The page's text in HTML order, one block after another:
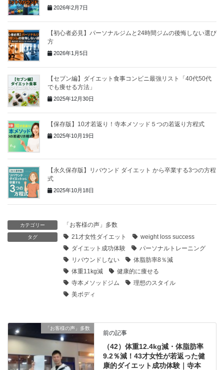
2026年2月7日
【初心者必見】パーソナルジムと24時間ジムの後悔しない選び
方
2026年1月5日
【セブン編】ダイエット食事コンビニ最強リスト「40代50代
でも痩せる方法」
2025年12月30日
【保存版】10才若返り！寺本メソッド５つの若返り方程式
2025年10月19日
【永久保存版】リバウンド ダイエット から卒業する3つの方程
式
2025年10月18日
カテゴリー 「お客様の声」多数
タグ 21才女性ダイエット
weight loss success
ダイエット成功体験
パーソナルトレーニング
リバウンドしない
体脂肪率8％減
体重11kg減
健康的に痩せる
寺本メソッドジム
理想のスタイル
美ボディ
「お客様の声」多数
前の記事
（42）体重12.4kg減・体脂肪率
9.2％減！43才女性が若返った健
康的ダイエット成功体験｜寺本